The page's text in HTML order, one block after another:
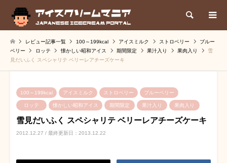
検索
レビュー記事一覧 100～199kcal アイスミルク ストロベリー
ブルー
ベリー
ロッテ 懐かしい昭和アイス 期間限定 果汁入り 果肉入り
雪
見だいふく スペシャリテ ベリーレアチーズケーキ
100～199kcal アイスミルク ストロベリー ブルーベリー
ロッテ 懐かしい昭和アイス 期間限定 果汁入り 果肉入り
雪見だいふく スペシャリテ ベリーレアチーズケーキ
2012.12.27 / 最終更新日：2013.12.22